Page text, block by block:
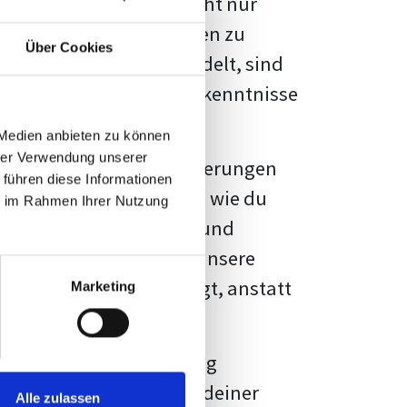
Über Cookies
anbieten zu können
Verwendung unserer
diese Informationen
Rahmen Ihrer Nutzung
Marketing
Alle zulassen
Fakten und Quellen zu
handelt, sind
und Erkenntnisse
vor diesen Herausforderungen
kannst, sondern auch, wie du
Formatierung und
Erwartungen, und unsere
Vorlage zeigt, anstatt
große Herausforderung
wird die Formatierung deiner